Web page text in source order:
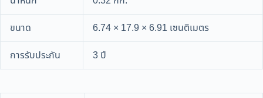
ขนาด
6.74 × 17.9 × 6.91 เซนติเมตร
การรับประกัน
3 ปี